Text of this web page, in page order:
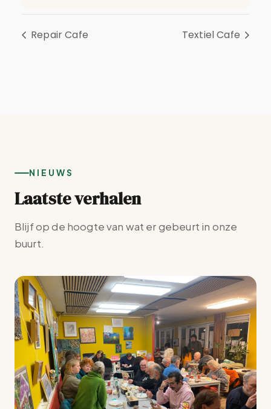
Repair Cafe Textiel Cafe
NIEUWS
Laatste verhalen
Blijf op de hoogte van wat er gebeurt in onze
buurt.